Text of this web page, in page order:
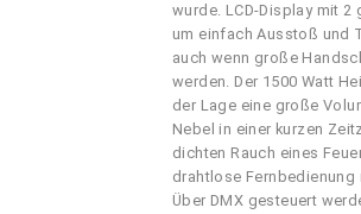
wurde. LCD-Display mit 2
um einfach Ausstoß und
auch wenn große
werden. Der 1500 Watt
der Lage eine große
Nebel in einer kurzen
dichten Rauch eines
drahtlose Fernbedienung
Über DMX gesteuert